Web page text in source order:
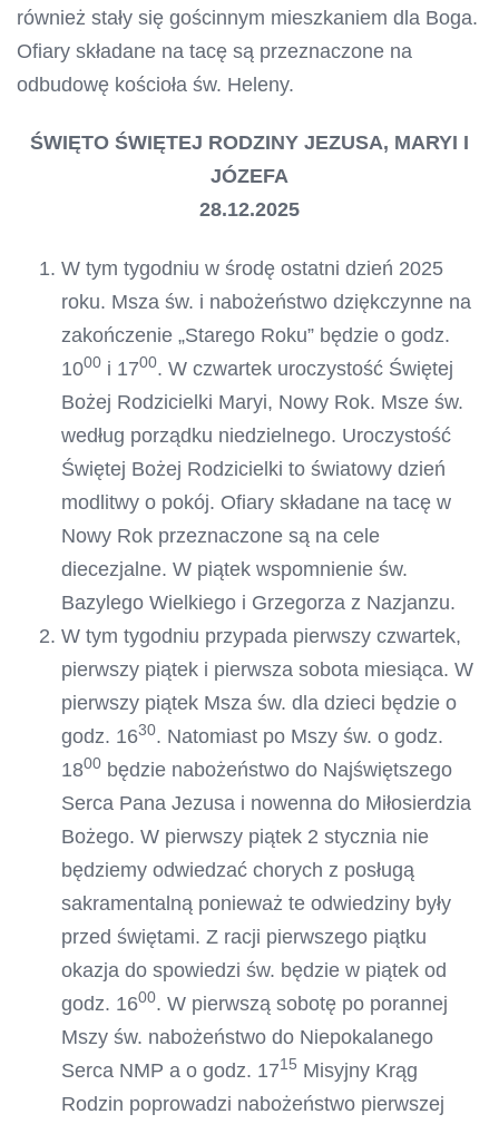
również stały się gościnnym mieszkaniem dla Boga.
Ofiary składane na tacę są przeznaczone na
odbudowę kościoła św. Heleny.
ŚWIĘTO ŚWIĘTEJ RODZINY JEZUSA, MARYI I
JÓZEFA
28.12.2025
W tym tygodniu w środę ostatni dzień 2025
roku. Msza św. i nabożeństwo dziękczynne na
zakończenie „Starego Roku” będzie o godz.
1000 i 1700. W czwartek uroczystość Świętej
Bożej Rodzicielki Maryi, Nowy Rok. Msze św.
według porządku niedzielnego. Uroczystość
Świętej Bożej Rodzicielki to światowy dzień
modlitwy o pokój. Ofiary składane na tacę w
Nowy Rok przeznaczone są na cele
diecezjalne. W piątek wspomnienie św.
Bazylego Wielkiego i Grzegorza z Nazjanzu.
W tym tygodniu przypada pierwszy czwartek,
pierwszy piątek i pierwsza sobota miesiąca. W
pierwszy piątek Msza św. dla dzieci będzie o
godz. 1630. Natomiast po Mszy św. o godz.
1800 będzie nabożeństwo do Najświętszego
Serca Pana Jezusa i nowenna do Miłosierdzia
Bożego. W pierwszy piątek 2 stycznia nie
będziemy odwiedzać chorych z posługą
sakramentalną ponieważ te odwiedziny były
przed świętami. Z racji pierwszego piątku
okazja do spowiedzi św. będzie w piątek od
godz. 1600. W pierwszą sobotę po porannej
Mszy św. nabożeństwo do Niepokalanego
Serca NMP a o godz. 1715 Misyjny Krąg
Rodzin poprowadzi nabożeństwo pierwszej